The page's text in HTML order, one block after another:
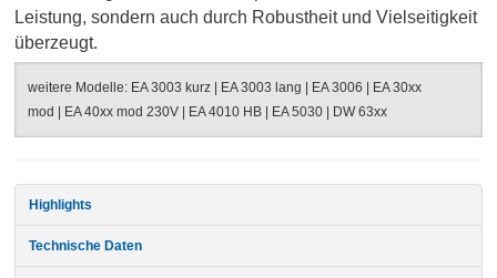
Leistung, sondern auch durch Robustheit und Vielseitigkeit
überzeugt.
weitere Modelle: EA 3003 kurz EA 3003 lang EA 3006
EA 30xx
mod
EA 40xx mod 230V EA 4010 HB EA 5030 DW 63xx
Highlights
Technische Daten